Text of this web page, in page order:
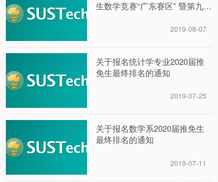
生数学竞赛“广东赛区” 暨第九届
2019-08-07
关于报名统计学专业2020届推
免生最终排名的通知
2019-07-25
关于报名数学系2020届推免生
最终排名的通知
2019-07-11